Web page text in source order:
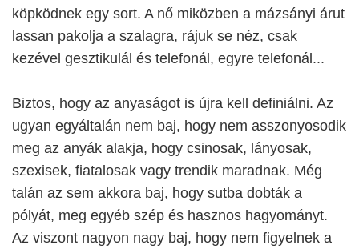
köpködnek egy sort. A nő miközben a mázsányi árut
lassan pakolja a szalagra, rájuk se néz, csak
kezével gesztikulál és telefonál, egyre telefonál...
Biztos, hogy az anyaságot is újra kell definiálni. Az
ugyan egyáltalán nem baj, hogy nem asszonyosodik
meg az anyák alakja, hogy csinosak, lányosak,
szexisek, fiatalosak vagy trendik maradnak. Még
talán az sem akkora baj, hogy sutba dobták a
pólyát, meg egyéb szép és hasznos hagyományt.
Az viszont nagyon nagy baj, hogy nem figyelnek a